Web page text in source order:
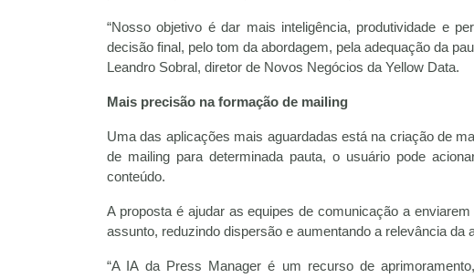
“Nosso objetivo é dar mais inteligência, produtividade e
decisão final, pelo tom da abordagem, pela adequação da
Leandro Sobral, diretor de Novos Negócios da Yellow Data.
Mais precisão na formação de mailing
Uma das aplicações mais aguardadas está na criação de
de mailing para determinada pauta, o usuário pode
conteúdo.
A proposta é ajudar as equipes de comunicação a
assunto, reduzindo dispersão e aumentando a relevância da
“A IA da Press Manager é um recurso de